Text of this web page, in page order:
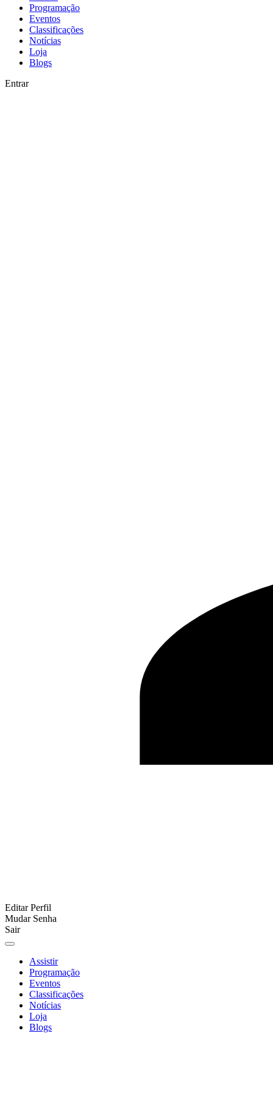
Programação
Eventos
Classificações
Notícias
Loja
Blogs
Entrar
Editar Perfil
Mudar Senha
Sair
Assistir
Programação
Eventos
Classificações
Notícias
Loja
Blogs